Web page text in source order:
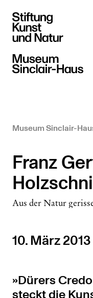
Museum Sinclair-
Franz
Aus der Natur
10. März
Dürers